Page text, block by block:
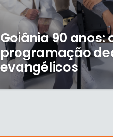
Goiânia 90
programação
evangélicos